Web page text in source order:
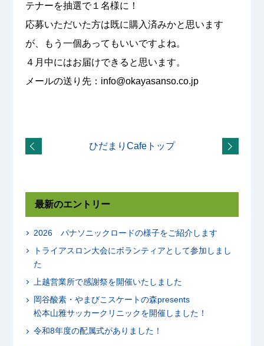
テナーを抽選で１名様に！
応募いただいた方は既に購入済みかと思います
が、もう一個あってもいいですよね。
４月中にはお届けできると思います。
メールの送り先：info@okayasanso.co.jp
ひだまりCafeトップ
最新のエントリー
2026 パナソニックロードの様子をご紹介します
トライアスロン大会にボランティアとして参加しまし
た
上越営業所で感謝祭を開催いたしました
岡谷酸素・やまびこスケートの森presents
松本山雅サッカークリニックを開催しました！
令和8年度の配属式がありました！